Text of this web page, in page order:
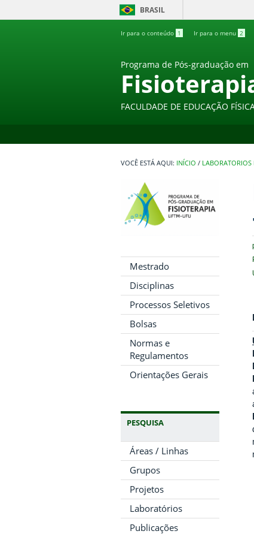
BRASIL
Ir para o conteúdo 1 Ir para o menu 2
Programa de Pós-graduação em
FACULDADE DE EDUCAÇÃO
INÍCIO / LABORATORIOS
Mestrado
Disciplinas
Processos Seletivos
Bolsas
Normas e
Regulamentos
Orientações Gerais
PESQUISA
Áreas / Linhas
Grupos
Projetos
Laboratórios
Publicações